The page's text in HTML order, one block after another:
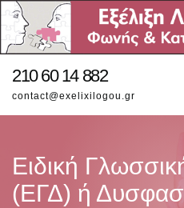
210 60 14 882
contact@exelixilogou.gr
Ειδική
(ΕΓΔ) ή